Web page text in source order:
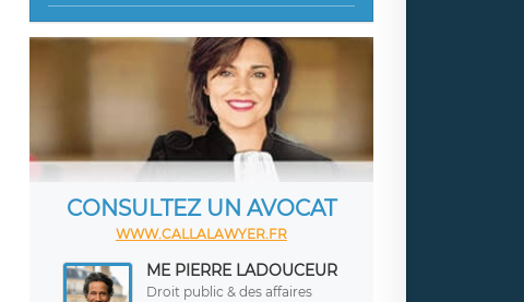
CONSULTEZ UN AVOCAT
WWW.CALLALAWYER.FR
ME PIERRE LADOUCEUR
Droit public & des affaires